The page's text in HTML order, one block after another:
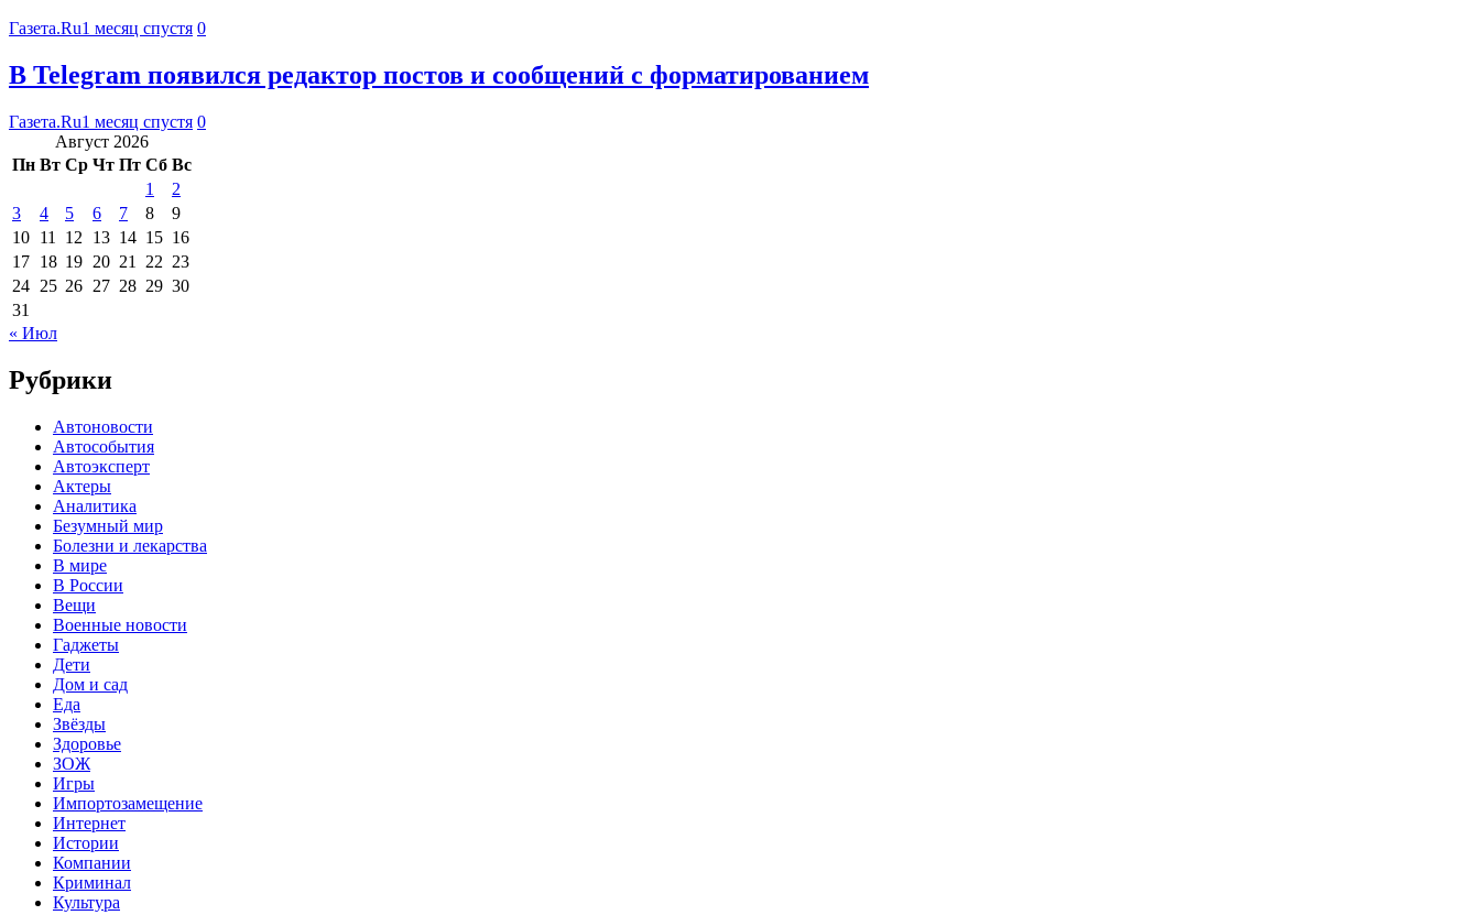
Газета.Ru1 месяц спустя 0
В Telegram появился редактор постов и сообщений с форматированием
Газета.Ru1 месяц спустя 0
Август 2026
Пн Вт Ср Чт Пт Сб Вс
1
2
3
4 5 6 7 8
9
10 11 12 13 14 15 16
17 18 19 20 21 22 23
24 25 26 27 28 29 30
31
« Июл
Рубрики
Автоновости
Автособытия
Автоэксперт
Актеры
Аналитика
Безумный мир
Болезни и лекарства
В мире
В России
Вещи
Военные новости
Гаджеты
Дети
Дом и сад
Еда
Звёзды
Здоровье
ЗОЖ
Игры
Импортозамещение
Интернет
Истории
Компании
Криминал
Культура